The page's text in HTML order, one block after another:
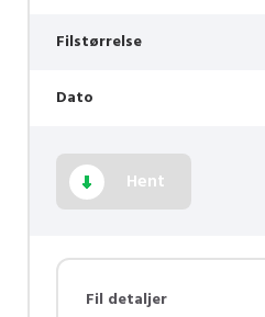
Filstørrelse
Dato
Hent
Fil detaljer